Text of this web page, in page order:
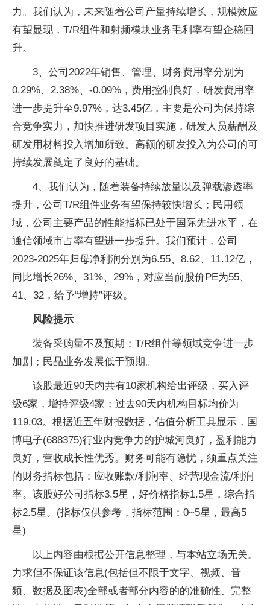
力。我们认为，未来随着公司产量持续增长，规模效应
有望显现，T/R组件和射频模块业务毛利率有望企稳回
升。
3、公司2022年销售、管理、财务费用率分别为
0.29%、2.38%、-0.09%，费用控制良好，研发费用率
进一步提升至9.97%，达3.45亿，主要是公司为保持综
合竞争实力，加快推进研发项目实施，研发人员薪酬及
研发用材料投入增加所致。高额的研发投入为公司的可
持续发展奠定了良好的基础。
4、我们认为，随着装备持续放量以及弹载渗透率
提升，公司T/R组件业务有望保持较快增长；民用领
域，公司主要产品的性能指标已处于国际先进水平，在
通信领域市占率有望进一步提升。我们预计，公司
2023-2025年归母净利润分别为6.55、8.62、11.12亿，
同比增长26%、31%、29%，对应当前股价PE为55、
41、32，给予“增持”评级。
风险提示
装备采购量不及预期；T/R组件等领域竞争进一步
加剧；民品业务发展低于预期。
该股最近90天内共有10家机构给出评级，买入评
级6家，增持评级4家；过去90天内机构目标均价为
119.03。根据近五年财报数据，估值分析工具显示，国
博电子(688375)行业内竞争力的护城河良好，盈利能力
良好，营收成长性优秀。财务可能有隐忧，须重点关注
的财务指标包括：应收账款/利润率、经营现金流/利润
率。该股好公司指标3.5星，好价格指标1.5星，综合指
标2.5星。(指标仅供参考，指标范围：0~5星，最高5
星)
以上内容由根据公开信息整理，与本站立场无关。
力求但不保证该信息(包括但不限于文字、视频、音
频、数据及图表)全部或者部分内容的的准确性、完整